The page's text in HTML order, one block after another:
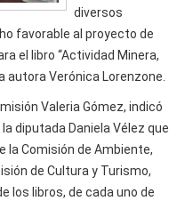
diversos
favorable al proyecto de
el libro “Actividad Minera,
autora Verónica Lorenzone.
Valeria Gómez, indicó
diputada Daniela Vélez que
la Comisión de Ambiente,
de Cultura y Turismo,
los libros, de cada uno de